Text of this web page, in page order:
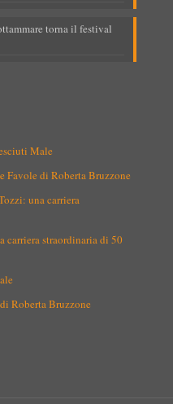
torna il festival
Male
Favole di Roberta Bruzzone
una carriera
carriera straordinaria di 50
Roberta Bruzzone